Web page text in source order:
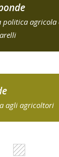
agricola
agli agricoltori